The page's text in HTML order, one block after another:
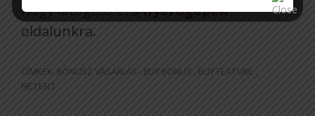
hogy látogass el anyerőgépek
oldalunkra.
CÍMKÉK: BÓNUSZ VÁSÁRLÁS , BUY BONUS ,BUY FEATURE ,
NETENT